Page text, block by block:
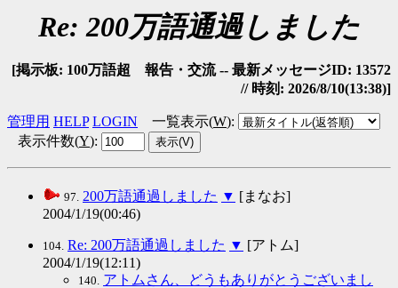
Re: 200万語通過しました
[掲示板: 100万語超 報告・交流 -- 最新メッセージID: 13572
// 時刻: 2026/8/10(13:38)]
管理用 HELP LOGIN 一覧表示(W):
表示件数(Y):
97. 200万語通過しました ▼ [まなお]
2004/1/19(00:46)
104. Re: 200万語通過しました ▼ [アトム]
2004/1/19(12:11)
140. アトムさん、どうもありがとうございまし